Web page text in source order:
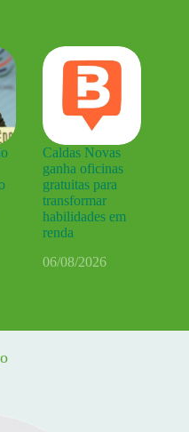
Caldas Novas
ganha oficinas
gratuitas para
transformar
habilidades em
renda
06/08/2026